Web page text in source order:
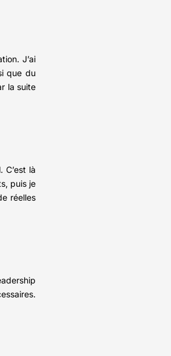
J’ai
que du
la suite
là
puis je
réelles